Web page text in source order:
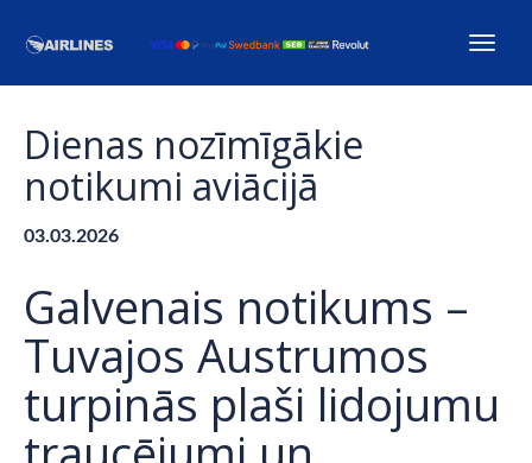
Dienas nozīmīgākie
notikumi aviācijā
03.03.2026
Galvenais notikums –
Tuvajos Austrumos
turpinās plaši lidojumu